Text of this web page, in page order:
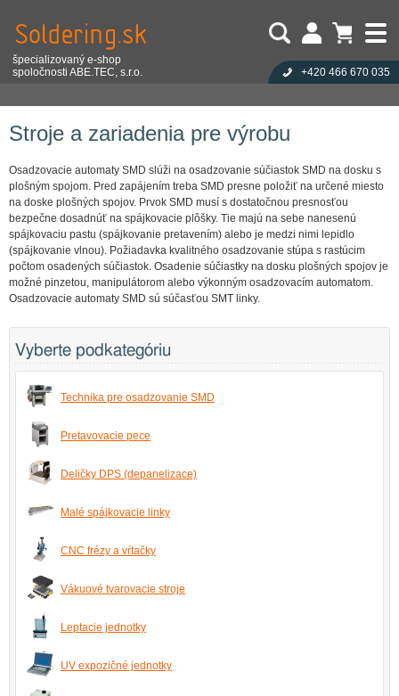
Stroje a zariadenia pre výrobu
Osadzovacie automaty SMD slúži na osadzovanie súčiastok SMD na dosku s
plošným spojom. Pred zapájením treba SMD presne položiť na určené miesto
na doske plošných spojov. Prvok SMD musí s dostatočnou presnosťou
bezpečne dosadnúť na spájkovacie plôšky. Tie majú na sebe nanesenú
spájkovaciu pastu (spájkovanie pretavením) alebo je medzi nimi lepidlo
(spájkovanie vlnou). Požiadavka kvalitného osadzovanie stúpa s rastúcim
počtom osadených súčiastok. Osadenie súčiastky na dosku plošných spojov je
možné pinzetou, manipulátorom alebo výkonným osadzovacím automatom.
Osadzovacie automaty SMD sú súčasťou SMT linky.
Vyberte podkategóriu
Technika pre osadzovanie SMD
Pretavovacie pece
Deličky DPS (depanelizace)
Malé spájkovacie linky
CNC frézy a vŕtačky
Vákuové tvarovacie stroje
Leptacie jednotky
UV expozičné jednotky
špecializovaný e-shop
spoločnosti ABE.TEC, s.r.o.
+420 466 670 035
Počet produktov:0
Cena celkom:0,00 EUR
Heslo:
Zabudli ste heslo?
Nová registrace